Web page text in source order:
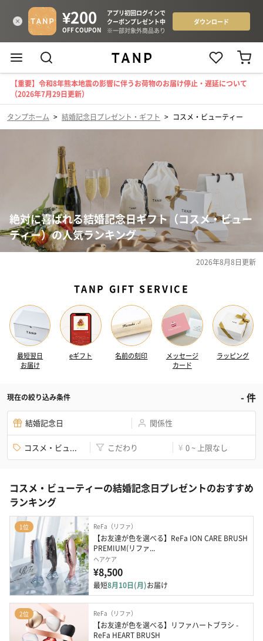
【重要】令和8年熊本地震の影響に伴うお荷物のお届け停止・遅延について
（2026年7月29日更新）
タンプホーム > 結婚記念日プレゼント・ギフト > コスメ・ビューティー
絶対に喜ばれる結婚記念日ギフト（コスメ・ビュー
ティー）の人気ランキング
2026年8月8日更新
TANP GIFT SERVICE
最短翌日
お届け
eギフト 名前の刻印
メッセージ
カード
ラッピング
現在の絞り込み条件 -件
結婚記念日 関係性
コスメ・ビュ... こだわり ¥ 0 ~ 上限なし
コスメ・ビューティーの結婚記念日プレゼントのおすすめ
ランキング
1位 ReFa（リファ）
【お友達が色を選べる】ReFa ION CARE BRUSH
PREMIUM(リファ...
ヘアケア
¥8,500
最短8月10日(月)お届け
2位 ReFa（リファ）
【お友達が色を選べる】リファハートブラシ -
ReFa HEART BRUSH